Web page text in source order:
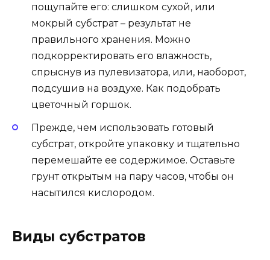
пощупайте его: слишком сухой, или
мокрый субстрат – результат не
правильного хранения. Можно
подкорректировать его влажность,
спрыснув из пулевизатора, или, наоборот,
подсушив на воздухе. Как подобрать
цветочный горшок.
Прежде, чем использовать готовый
субстрат, откройте упаковку и тщательно
перемешайте ее содержимое. Оставьте
грунт открытым на пару часов, чтобы он
насытился кислородом.
Виды субстратов